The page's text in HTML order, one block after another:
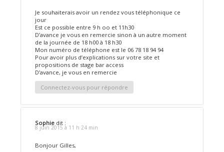
Je souhaiterais avoir un rendez vous téléphonique ce
jour
Est ce possible entre 9 h oo et 11h30
D’avance je vous en remercie sinon à un autre moment
de la journée de 18 h00 à 18 h30
Mon numéro de téléphone est le 06 78 18 94 94
Pour avoir plus d’explications sur votre site et
propositions de stage bar access
D’avance, je vous en remercie
Connectez-vous pour répondre
Sophie dit :
8 juin 2015 à 11 h 24 min
Bonjour Gilles,